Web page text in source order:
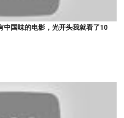
中国味的电影，光开头我就看了10